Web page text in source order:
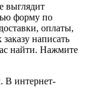
выглядит
форму по
оплаты,
написать
найти. Нажмите
В интернет-